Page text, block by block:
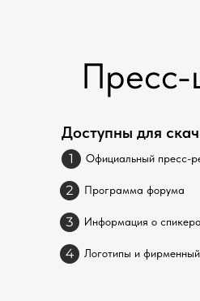
Пресс-
Программа форума
Официальный пресс-
Информация о
Логотипы и
Доступны для